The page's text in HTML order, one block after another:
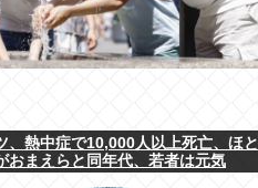
、熱中症で10,000人以上死亡、ほと
おまえらと同年代、若者は元気